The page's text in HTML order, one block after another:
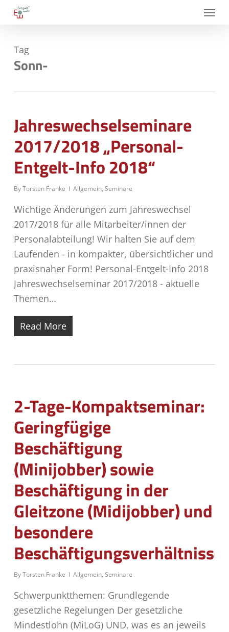
Skip
content
Menu
Tag
Sonn-
Jahreswechselseminare
2017/2018 „Personal-
Entgelt-Info 2018“
ByTorsten Franke Allgemein, Seminare
Wichtige Änderungen zum Jahreswechsel
2017/2018 für alle Mitarbeiter/innen der
Personalabteilung! Wir halten Sie auf dem
Laufenden - in kompakter, übersichtlicher und
praxisnaher Form! Personal-Entgelt-Info 2018
Jahreswechselseminar 2017/2018 - aktuelle
Themen…
Read More
2-Tage-Kompaktseminar:
Geringfügige
Beschäftigung
(Minijobber) sowie
Beschäftigung in der
Gleitzone (Midijobber) und
besondere
Beschäftigungsverhältnisse
ByTorsten Franke Allgemein, Seminare
Schwerpunktthemen: Grundlegende
gesetzliche Regelungen Der gesetzliche
Mindestlohn (MiLoG) UND, was es an jeweils